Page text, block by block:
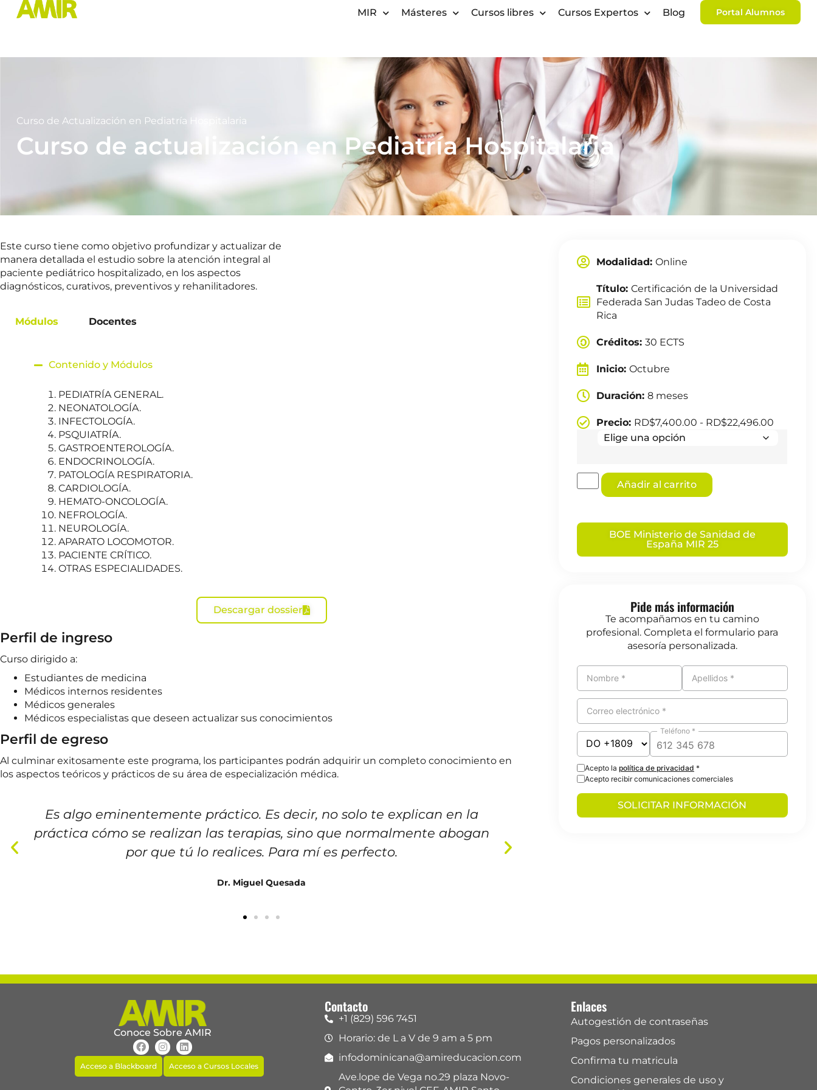
MIR Másteres Cursos libres Cursos Expertos Blog Portal Alumnos
Curso de Actualización en Pediatría Hospitalaria​
Curso de actualización en Pediatría Hospitalaria​
Este curso tiene como objetivo profundizar y actualizar de
manera detallada el estudio sobre la atención integral al
paciente pediátrico hospitalizado, en los aspectos
diagnósticos, curativos, preventivos y rehanilitadores.
Módulos Docentes
Contenido y Módulos
PEDIATRÍA GENERAL.
NEONATOLOGÍA.
INFECTOLOGÍA.
PSQUIATRÍA.
GASTROENTEROLOGÍA.
ENDOCRINOLOGÍA.
PATOLOGÍA RESPIRATORIA.
CARDIOLOGÍA.
HEMATO-ONCOLOGÍA.
NEFROLOGÍA.
NEUROLOGÍA.
APARATO LOCOMOTOR.
PACIENTE CRÍTICO.
OTRAS ESPECIALIDADES.
Descargar dossier
Perfil de ingreso
Curso dirigido a:
Estudiantes de medicina
Médicos internos residentes
Médicos generales
Médicos especialistas que deseen actualizar sus conocimientos
Perfil de egreso
Al culminar exitosamente este programa, los participantes podrán adquirir un completo conocimiento en
los aspectos teóricos y prácticos de su área de especialización médica.
Es algo eminentemente práctico. Es decir, no solo te explican en la
práctica cómo se realizan las terapias, sino que normalmente abogan
por que tú lo realices. Para mí es perfecto.
Dr. Miguel Quesada
El máster ha sido una gran experiencia,
Modalidad:Online
Título:Certificación de la Universidad
Federada San Judas Tadeo de Costa
Rica
Créditos:30 ECTS
Inicio:Octubre
Duración:8 meses
Precio: RD$7,400.00 - RD$22,496.00
Añadir al carrito
BOE Ministerio de Sanidad de
España MIR 25
Pide más información
Te acompañamos en tu camino
profesional. Completa el formulario para
asesoría personalizada.
Nombre * Apellidos *
Correo electrónico *
Teléfono *
Acepto la política de privacidad *
Acepto recibir comunicaciones comerciales
SOLICITAR INFORMACIÓN
Conoce Sobre AMIR
Acceso a Blackboard Acceso a Cursos Locales
Contacto
+1 (829) 596 7451
Horario: de L a V de 9 am a 5 pm
infodominicana@amireducacion.com
Ave.lope de Vega no.29 plaza Novo-
Enlaces
Autogestión de contraseñas
Pagos personalizados
Confirma tu matricula
Condiciones generales de uso y